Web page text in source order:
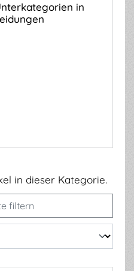
in
in dieser Kategorie.
filtern